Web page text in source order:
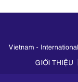
Vietnam -
GIỚI THIỆU